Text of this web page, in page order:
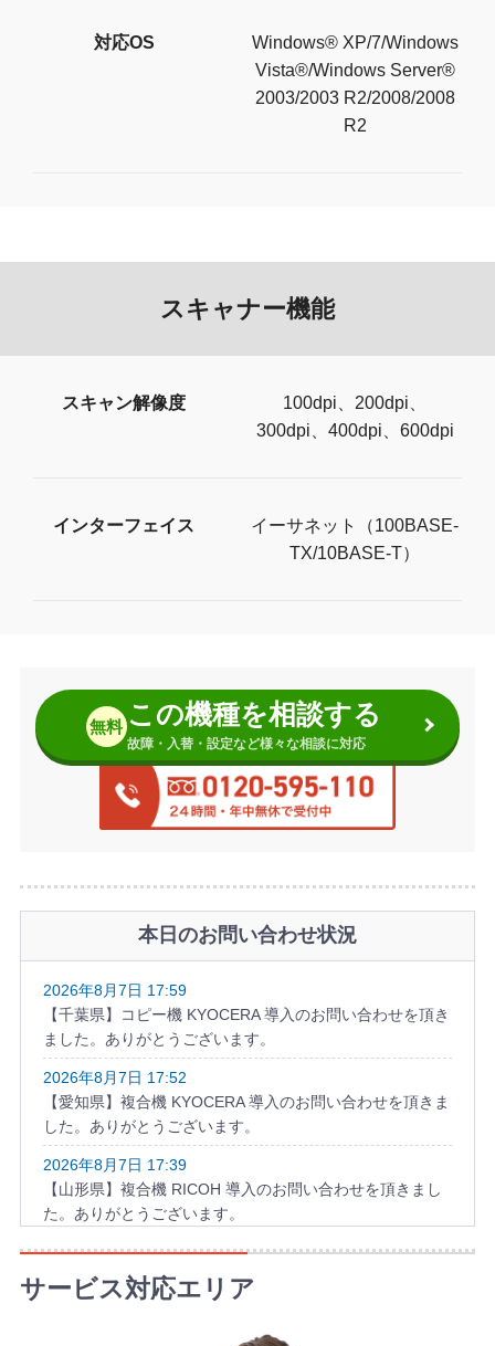
対応OS
Windows® XP/7/Windows
Vista®/Windows Server®
2003/2003 R2/2008/2008
R2
スキャナー機能
スキャン解像度
100dpi、200dpi、
300dpi、400dpi、600dpi
インターフェイス
イーサネット（100BASE-
TX/10BASE-T）
無料 この機種を相談する
故障・入替・設定など様々な相談に対応
本日のお問い合わせ状況
2026年8月7日 17:59
【千葉県】コピー機 KYOCERA 導入のお問い合わせを頂き
ました。ありがとうございます。
2026年8月7日 17:52
【愛知県】複合機 KYOCERA 導入のお問い合わせを頂きま
した。ありがとうございます。
2026年8月7日 17:39
【山形県】複合機 RICOH 導入のお問い合わせを頂きまし
た。ありがとうございます。
2026年8月7日 16:59
【愛知県】複合機 TOSHIBA 導入のお問い合わせを頂きま
した。ありがとうございます。
サービス対応エリア